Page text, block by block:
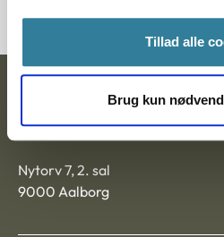
Tillad alle
Brug kun
Ankestyrelsen
Postadresse:
Nytorv 7, 2. sal
9000 Aalborg